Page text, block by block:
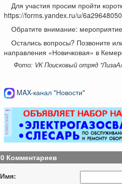
Для участия просим пройти
https://forms.yandex.ru/u/
Обратите внимание:
Остались вопросы? Позвоните
направления «Новичковая» в
Фото: VK Поисковый отряд
MAX-канал "Новости"
реклама
0 Комментариев
Имя: